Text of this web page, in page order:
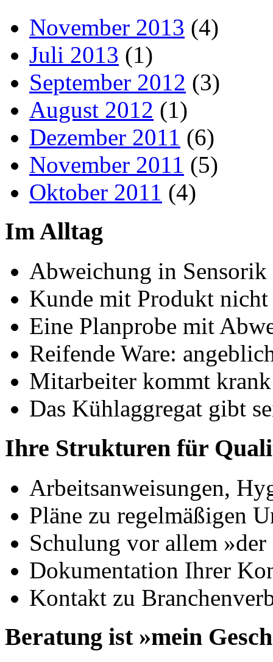
November 2013 (4)
Juli 2013 (1)
September 2012 (3)
August 2012 (1)
Dezember 2011 (6)
November 2011 (5)
Oktober 2011 (4)
Im Alltag
Abweichung in
Kunde mit Produkt
Eine Planprobe mit
Reifende Ware:
Mitarbeiter kommt
Das Kühlaggregat gibt
Ihre Strukturen für
Arbeitsanweisungen,
Pläne zu regelmäßigen
Schulung vor allem »der
Dokumentation Ihrer
Kontakt zu
Beratung ist »mein